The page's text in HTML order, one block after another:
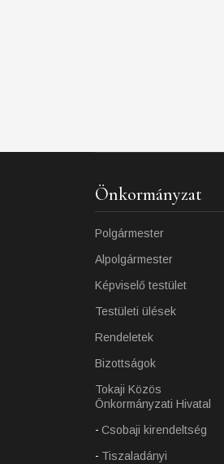
Önkormányzat
Polgármester
Alpolgármester
Képviselő testület
Testületi ülések
Rendeletek
Bizottságok
Tokaji Közös
Önkormányzati Hivatal
Csobaji kirendeltség
Tiszaladányi